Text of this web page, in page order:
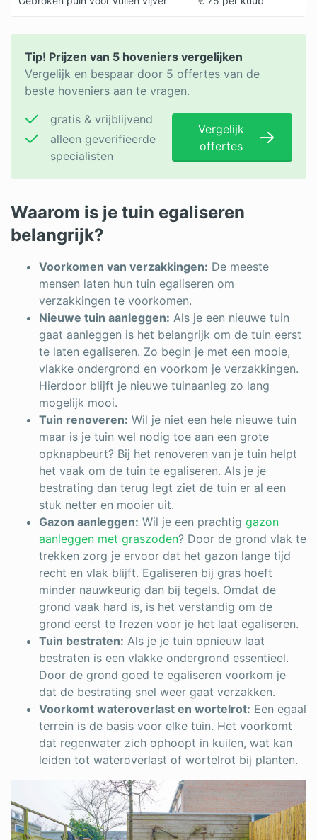
Tip! Prijzen van 5 hoveniers vergelijken
Vergelijk en bespaar door 5 offertes van de
beste hoveniers aan te vragen.
gratis & vrijblijvend
alleen geverifieerde
specialisten
Vergelijk
offertes
Waarom is je tuin egaliseren
belangrijk?
Voorkomen van verzakkingen: De meeste
mensen laten hun tuin egaliseren om
verzakkingen te voorkomen.
Nieuwe tuin aanleggen: Als je een nieuwe tuin
gaat aanleggen is het belangrijk om de tuin eerst
te laten egaliseren. Zo begin je met een mooie,
vlakke ondergrond en voorkom je verzakkingen.
Hierdoor blijft je nieuwe tuinaanleg zo lang
mogelijk mooi.
Tuin renoveren: Wil je niet een hele nieuwe tuin
maar is je tuin wel nodig toe aan een grote
opknapbeurt? Bij het renoveren van je tuin helpt
het vaak om de tuin te egaliseren. Als je je
bestrating dan terug legt ziet de tuin er al een
stuk netter en mooier uit.
Gazon aanleggen: Wil je een prachtig gazon
aanleggen met graszoden? Door de grond vlak te
trekken zorg je ervoor dat het gazon lange tijd
recht en vlak blijft. Egaliseren bij gras hoeft
minder nauwkeurig dan bij tegels. Omdat de
grond vaak hard is, is het verstandig om de
grond eerst te frezen voor je het laat egaliseren.
Tuin bestraten: Als je je tuin opnieuw laat
bestraten is een vlakke ondergrond essentieel.
Door de grond goed te egaliseren voorkom je
dat de bestrating snel weer gaat verzakken.
Voorkomt wateroverlast en wortelrot: Een egaal
terrein is de basis voor elke tuin. Het voorkomt
dat regenwater zich ophoopt in kuilen, wat kan
leiden tot wateroverlast of wortelrot bij planten.